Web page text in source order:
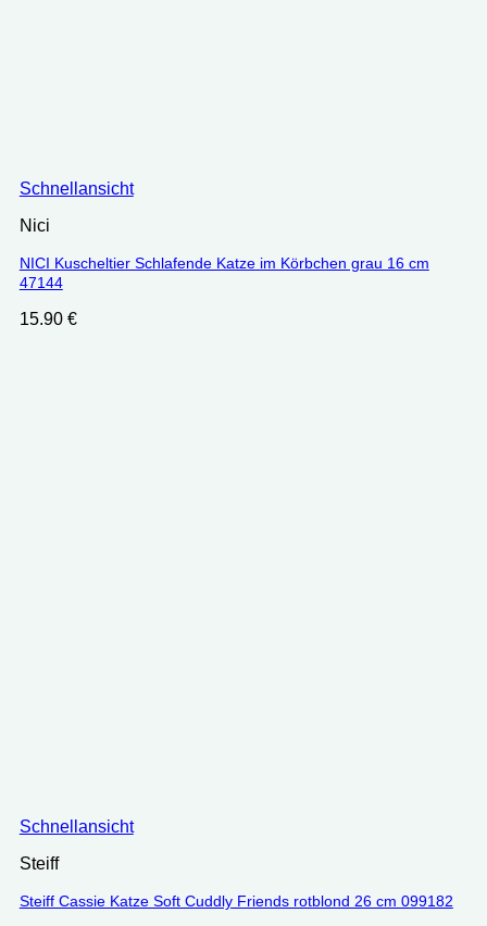
Schnellansicht
Nici
NICI Kuscheltier Schlafende Katze im Körbchen grau 16 cm
47144
15.90 €
Schnellansicht
Steiff
Steiff Cassie Katze Soft Cuddly Friends rotblond 26 cm 099182